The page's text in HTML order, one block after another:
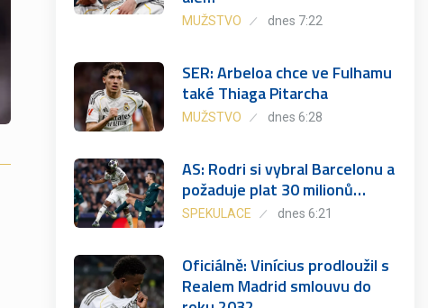
MUŽSTVO dnes 7:22
SER: Arbeloa chce ve Fulhamu
také Thiaga Pitarcha
MUŽSTVO dnes 6:28
AS: Rodri si vybral Barcelonu a
požaduje plat 30 milionů…
SPEKULACE dnes 6:21
Oficiálně: Vinícius prodloužil s
Realem Madrid smlouvu do